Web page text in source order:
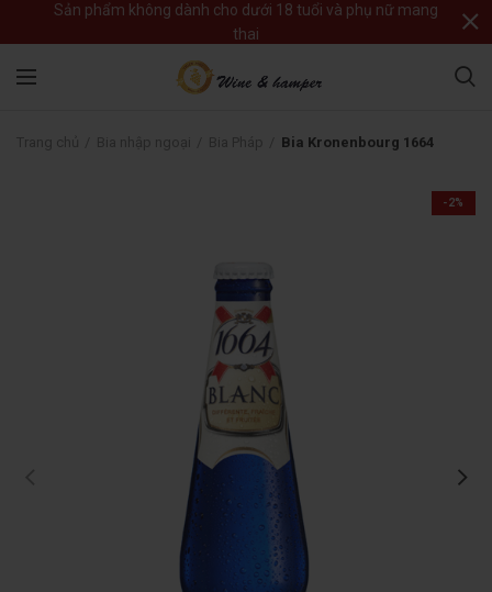
Bia Kronenbourg 1664
-2%
Sản phẩm không dành cho dưới 18 tuổi và phụ nữ mang
thai